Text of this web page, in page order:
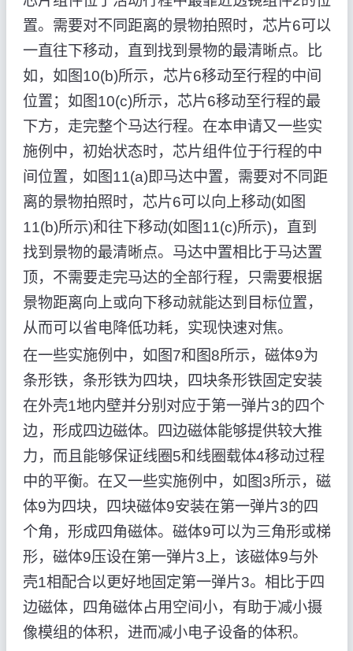
置。需要对不同距离的景物拍照时，芯片6可以
一直往下移动，直到找到景物的最清晰点。比
如，如图10(b)所示，芯片6移动至行程的中间
位置；如图10(c)所示，芯片6移动至行程的最
下方，走完整个马达行程。在本申请又一些实
施例中，初始状态时，芯片组件位于行程的中
间位置，如图11(a)即马达中置，需要对不同距
离的景物拍照时，芯片6可以向上移动(如图
11(b)所示)和往下移动(如图11(c)所示)，直到
找到景物的最清晰点。马达中置相比于马达置
顶，不需要走完马达的全部行程，只需要根据
景物距离向上或向下移动就能达到目标位置，
从而可以省电降低功耗，实现快速对焦。
在一些实施例中，如图7和图8所示，磁体9为
条形铁，条形铁为四块，四块条形铁固定安装
在外壳1地内壁并分别对应于第一弹片3的四个
边，形成四边磁体。四边磁体能够提供较大推
力，而且能够保证线圈5和线圈载体4移动过程
中的平衡。在又一些实施例中，如图3所示，磁
体9为四块，四块磁体9安装在第一弹片3的四
个角，形成四角磁体。磁体9可以为三角形或梯
形，磁体9压设在第一弹片3上，该磁体9与外
壳1相配合以更好地固定第一弹片3。相比于四
边磁体，四角磁体占用空间小，有助于减小摄
像模组的体积，进而减小电子设备的体积。